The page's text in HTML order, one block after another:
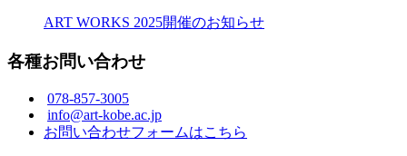
ART WORKS 2025開催のお知らせ
各種お問い合わせ
078-857-3005
info@art-kobe.ac.jp
お問い合わせフォームはこちら